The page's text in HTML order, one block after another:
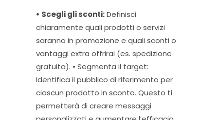
• Scegli gli sconti:Definisci
chiaramente quali prodotti o servizi
saranno in promozione e quali sconti o
vantaggi extra offrirai (es. spedizione
gratuita). • Segmenta il target:
Identifica il pubblico di riferimento per
ciascun prodotto in sconto. Questo ti
permetterà di creare messaggi